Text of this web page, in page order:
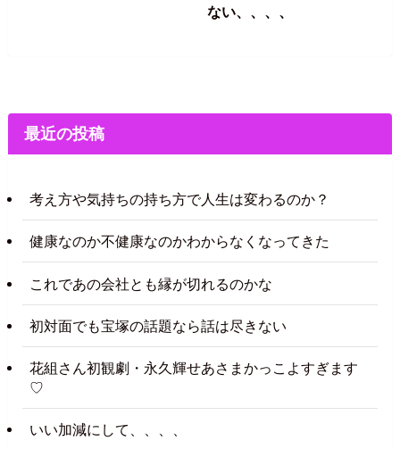
ない、、、、
最近の投稿
考え方や気持ちの持ち方で人生は変わるのか？
健康なのか不健康なのかわからなくなってきた
これであの会社とも縁が切れるのかな
初対面でも宝塚の話題なら話は尽きない
花組さん初観劇・永久輝せあさまかっこよすぎます
♡
いい加減にして、、、、